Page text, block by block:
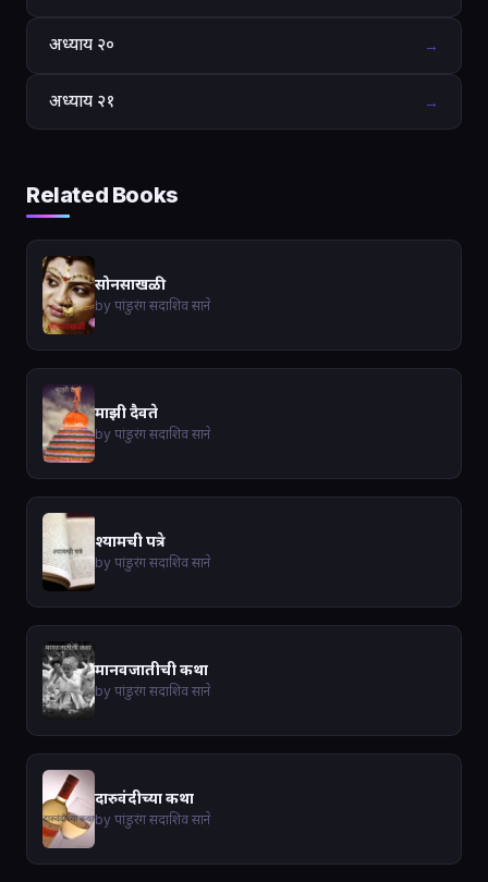
अध्याय २० →
अध्याय २१ →
Related Books
सोनसाखळी
by पांडुरंग सदाशिव साने
माझी दैवते
by पांडुरंग सदाशिव साने
श्यामची पत्रे
by पांडुरंग सदाशिव साने
मानवजातीची कथा
by पांडुरंग सदाशिव साने
दारुवंदीच्या कथा
by पांडुरंग सदाशिव साने